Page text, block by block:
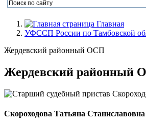
Главная
УФССП России по Тамбовской
Жердевский районный ОСП
Жердевский районный
Скороходова Татьяна Станиславовна